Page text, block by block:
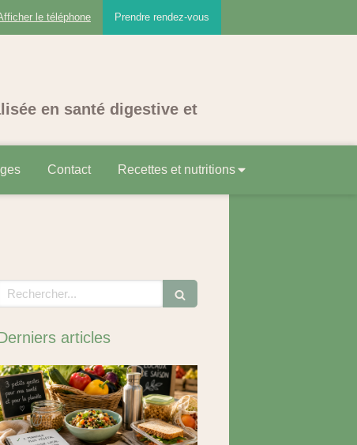
Prendre rendez-vous
le téléphone
en santé digestive et
Contact Recettes et nutritions
Rechercher
articles